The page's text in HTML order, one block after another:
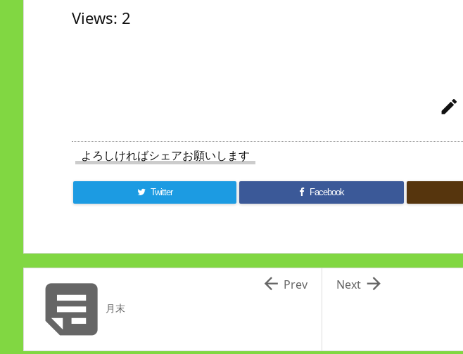
Views: 2

よろしければシェアお願いします
Twitter Facebook

Next
月末
 Prev